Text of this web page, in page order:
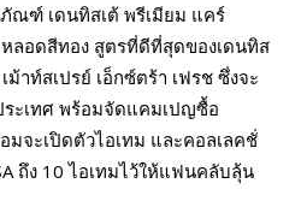
ณฑ์ เดนทิสเต้ พรีเมียม แคร์
ลอดสีทอง สูตรที่ดีที่สุดของเดนทิส
ม้าท์สเปรย์ เอ็กซ์ตร้า เฟรช ซึ่งจะ
ะเทศ พร้อมจัดแคมเปญซื้อ
จะเปิดตัวไอเทม และคอลเลคชั่
ถึง 10 ไอเทมไว้ให้แฟนคลับลุ้น